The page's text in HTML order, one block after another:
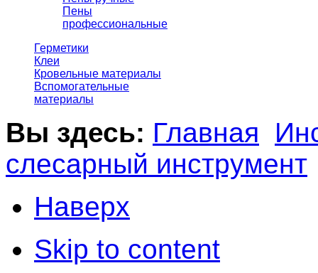
Пены
профессиональные
Герметики
Клеи
Кровельные материалы
Вспомогательные
материалы
Вы здесь: Главная
слесарный инструмент
Наверх
Skip to content